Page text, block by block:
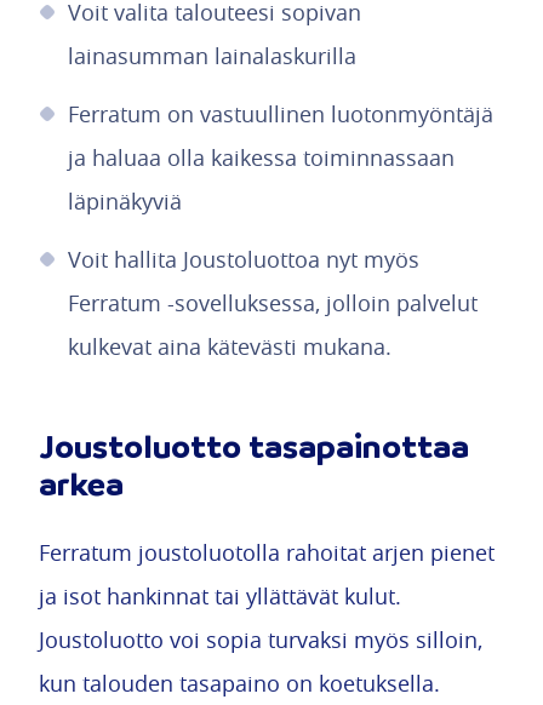
Voit valita talouteesi sopivan
lainasumman lainalaskurilla
Ferratum on vastuullinen luotonmyöntäjä
ja haluaa olla kaikessa toiminnassaan
läpinäkyviä
Voit hallita Joustoluottoa nyt myös
Ferratum -sovelluksessa, jolloin palvelut
kulkevat aina kätevästi mukana.
Joustoluotto tasapainottaa
arkea
Ferratum joustoluotolla rahoitat arjen pienet
ja isot hankinnat tai yllättävät kulut.
Joustoluotto voi sopia turvaksi myös silloin,
kun talouden tasapaino on koetuksella.